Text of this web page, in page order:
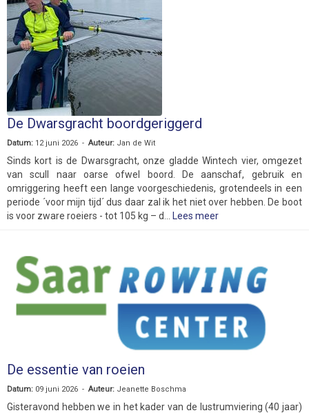
De Dwarsgracht boordgeriggerd
Datum: 12 juni 2026 -Auteur: Jan de Wit
Sinds kort is de Dwarsgracht, onze gladde Wintech vier, omgezet
van scull naar oarse ofwel boord. De aanschaf, gebruik en
omriggering heeft een lange voorgeschiedenis, grotendeels in een
periode ´voor mijn tijd´ dus daar zal ik het niet over hebben. De boot
is voor zware roeiers - tot 105 kg – d...
Lees meer
De essentie van roeien
Datum: 09 juni 2026 -Auteur: Jeanette Boschma
Gisteravond hebben we in het kader van de lustrumviering (40 jaar)